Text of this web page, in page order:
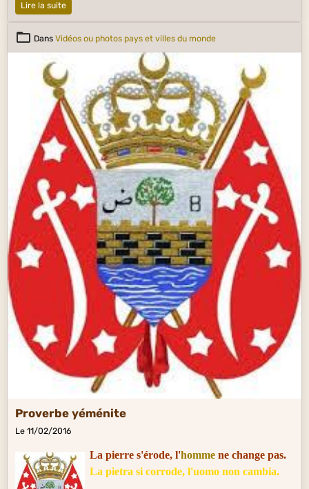
Lire la suite
Dans Vidéos ou photos pays et villes du monde
Proverbe yéménite
Le 11/02/2016
La pierre s'érode, l'hommene change pas.
La pietra si corrode, l'uomo non cambia.